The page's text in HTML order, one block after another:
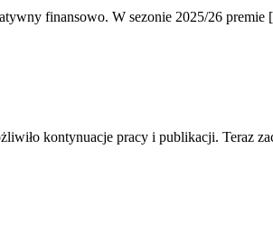
finansowo. W sezonie 2025/26 premie
kontynuacje pracy i publikacji. Teraz